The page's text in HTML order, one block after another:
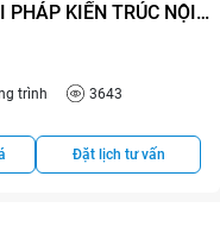
PHÁP KIẾN TRÚC NỘI
trình
3643
Đặt lịch tư vấn